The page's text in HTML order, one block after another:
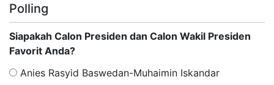
Polling
Siapakah Calon Presiden dan Calon Wakil Presiden
Favorit Anda?
Anies Rasyid Baswedan-Muhaimin Iskandar